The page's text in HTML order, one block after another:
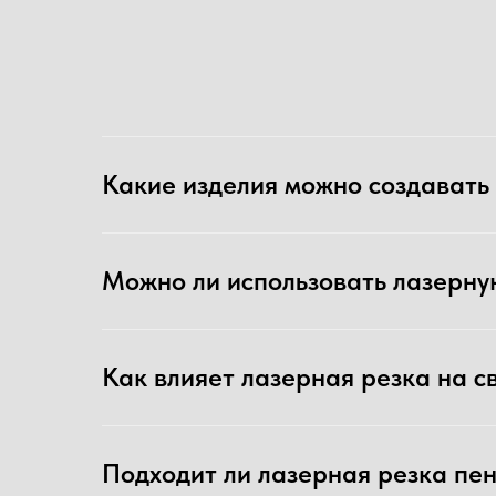
чем точнее будет передан внешний вид
Какие изделия можно
Можно ли использовать
Как влияет лазерная резка на
Подходит ли лазерная резка